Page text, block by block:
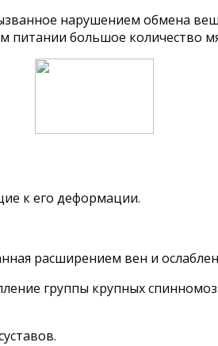
нарушением обмена
питании большое количество
к его деформации.
расширением вен и
группы крупных